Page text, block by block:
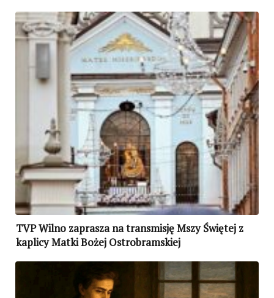
TVP Wilno zaprasza na transmisję Mszy Świętej z
kaplicy Matki Bożej Ostrobramskiej